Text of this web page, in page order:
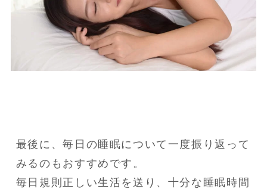
最後に、毎日の睡眠について一度振り返って
みるのもおすすめです。
毎日規則正しい生活を送り、十分な睡眠時間